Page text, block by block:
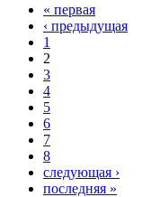
Страницы
« первая
‹ предыдущая
1
2
3
4
5
6
7
8
следующая ›
последняя »